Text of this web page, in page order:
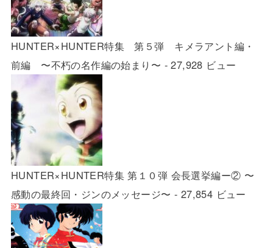
HUNTER×HUNTER特集 第５弾 キメラアント編・
前編 〜不朽の名作編の始まり〜 - 27,928 ビュー
HUNTER×HUNTER特集 第１０弾 会長選挙編ー② 〜
感動の最終回・ジンのメッセージ〜 - 27,854 ビュー